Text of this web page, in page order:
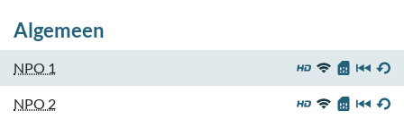
Algemeen
NPO 1
NPO 2